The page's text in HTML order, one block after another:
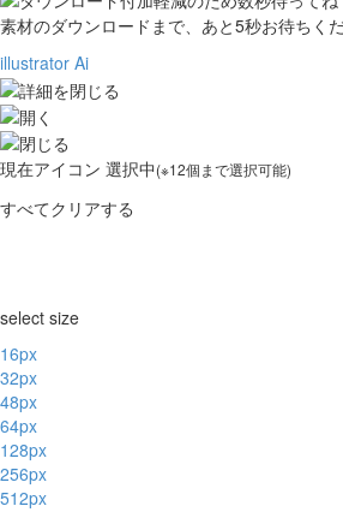
素材のダウンロードまで、あと5秒お待ちくだ
illustrator Ai
現在アイコン 選択中(※12個まで選択可能)
すべてクリアする
select size
16px
32px
48px
64px
128px
256px
512px